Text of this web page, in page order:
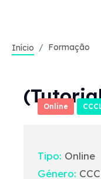
Início Formação
Online
Tipo: Online
Género: